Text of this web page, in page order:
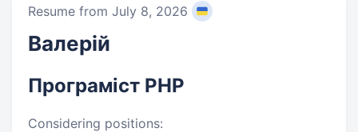
Resume from July 8, 2026
Валерій
Програміст PHP
Considering positions: